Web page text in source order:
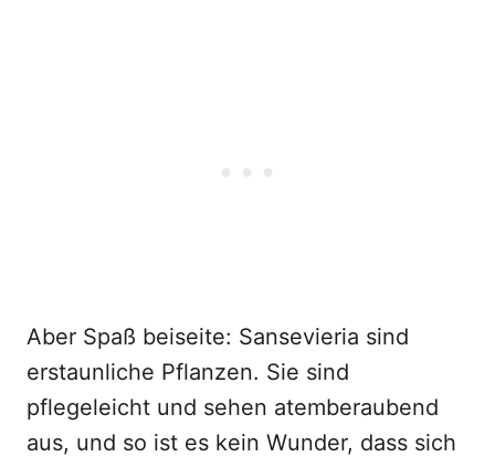
Aber Spaß beiseite: Sansevieria sind
erstaunliche Pflanzen. Sie sind
pflegeleicht und sehen atemberaubend
aus, und so ist es kein Wunder, dass sich